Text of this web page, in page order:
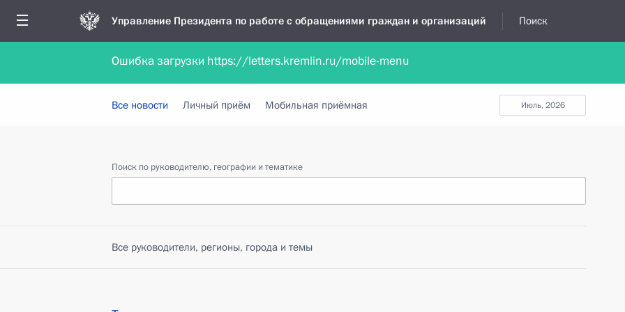
Управление Президента по работе с обращениями граждан и организаций Поиск
Обратиться в форме электронного документа Обратиться в устной форме
июль, 2026
Все новости Личный приём Мобильная приёмная
Поиск по руководителю, географии и тематике
Все руководители, регионы, города и темы
Ошибка загрузки https://letters.kremlin.ru/mobile-menu